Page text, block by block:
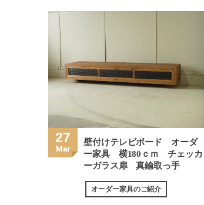
27
Mar
壁付けテレビボード オーダ
ー家具 横180ｃｍ チェッカ
ーガラス扉 真鍮取っ手
オーダー家具のご紹介